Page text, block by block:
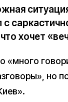
хочет
«много
но